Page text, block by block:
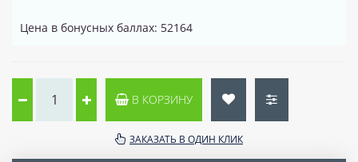
Цена в бонусных баллах: 52164
В КОРЗИНУ
ЗАКАЗАТЬ В ОДИН КЛИК